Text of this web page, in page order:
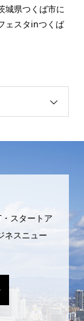
城県つくば市に
ェスタinつくば
スタートア
ネスニュー